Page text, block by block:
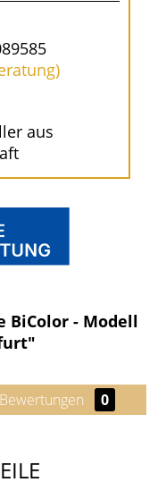
aus
BiColor - Modell
Bewertungen 0